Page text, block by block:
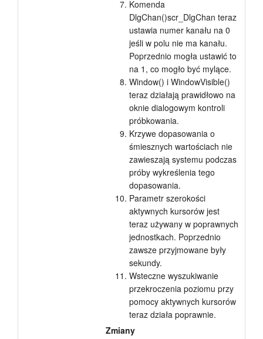
Komenda
DlgChan()scr_DlgChan teraz
ustawia numer kanału na 0
jeśli w polu nie ma kanału.
Poprzednio mogła ustawić to
na 1, co mogło być mylące.
Window() i WindowVisible()
teraz działają prawidłowo na
oknie dialogowym kontroli
próbkowania.
Krzywe dopasowania o
śmiesznych wartościach nie
zawieszają systemu podczas
próby wykreślenia tego
dopasowania.
Parametr szerokości
aktywnych kursorów jest
teraz używany w poprawnych
jednostkach. Poprzednio
zawsze przyjmowane były
sekundy.
Wsteczne wyszukiwanie
przekroczenia poziomu przy
pomocy aktywnych kursorów
teraz działa poprawnie.
Zmiany